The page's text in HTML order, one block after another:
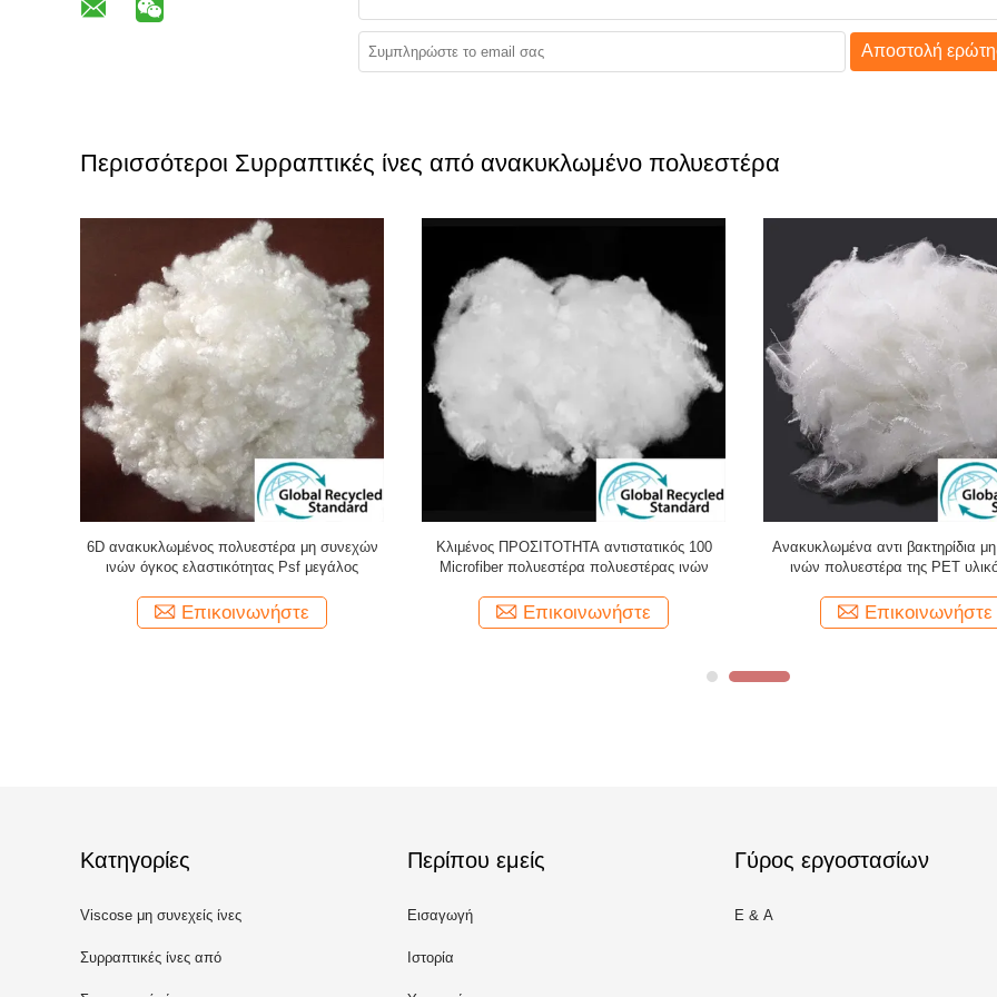
Αποστολή
Περισσότεροι Συρραπτικές ίνες από ανακυκλωμένο πολυεστέρα
6D ανακυκλωμένος πολυεστέρα μη συνεχών
ινών όγκος ελαστικότητας Psf μεγάλος
Επικοινωνήστε
Κλιμένος ΠΡΟΣΙΤΟΤΗΤΑ αντιστατικός 100
Microfiber πολυεστέρα πολυεστέρας ινών
Επικοινωνήστε
Ανακυκλωμένα αντι βακτηρίδια
ινών πολυεστέρα της PET
Επικοινωνήστε
Κατηγορίες
Viscose μη συνεχείς ίνες
Συρραπτικές ίνες από
Περίπου εμείς
Εισαγωγή
Ιστορία
Γύρος εργοστασίων
Ε & Α